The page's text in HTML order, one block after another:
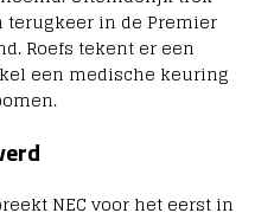
terugkeer in de Premier
Roefs tekent er een
een medische keuring
NEC voor het eerst in